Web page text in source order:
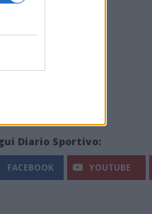
Diario Sportivo:
FACEBOOK YOUTUBE